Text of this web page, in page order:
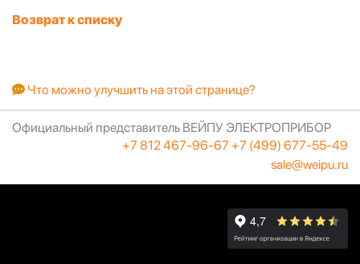
Возврат к списку
Что можно улучшить на этой странице?
Официальный представитель ВЕЙПУ ЭЛЕКТРОПРИБОР
+7 812 467-96-67 +7 (499) 677-55-49
sale@weipu.ru